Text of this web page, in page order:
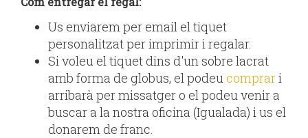
Us enviarem per email el tiquet
personalitzat per imprimir i regalar.
Si voleu el tiquet dins d'un sobre lacrat
amb forma de globus, el podeu comprari
arribarà per missatger o el podeu venir a
buscar a la nostra oficina (Igualada) i us el
donarem de franc.